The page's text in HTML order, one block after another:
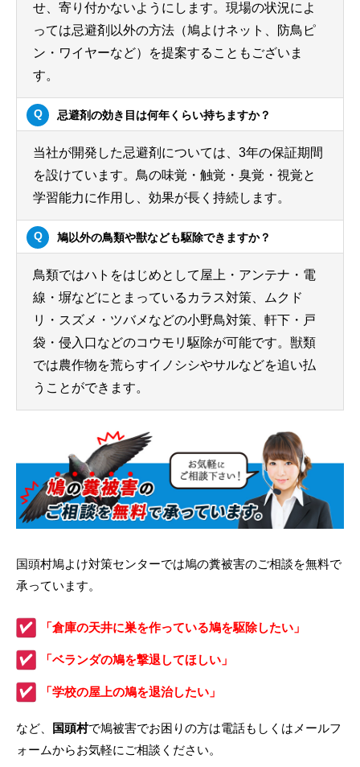
せ、寄り付かないようにします。現場の状況によ
っては忌避剤以外の方法（鳩よけネット、防鳥ピ
ン・ワイヤーなど）を提案することもございま
す。
忌避剤の効き目は何年くらい持ちますか？
当社が開発した忌避剤については、3年の保証期間
を設けています。鳥の味覚・触覚・臭覚・視覚と
学習能力に作用し、効果が長く持続します。
鳩以外の鳥類や獣なども駆除できますか？
鳥類ではハトをはじめとして屋上・アンテナ・電
線・塀などにとまっているカラス対策、ムクド
リ・スズメ・ツバメなどの小野鳥対策、軒下・戸
袋・侵入口などのコウモリ駆除が可能です。獣類
では農作物を荒らすイノシシやサルなどを追い払
うことができます。
国頭村鳩よけ対策センターでは鳩の糞被害のご相談を無料で
承っています。
「倉庫の天井に巣を作っている鳩を駆除したい」
「ベランダの鳩を撃退してほしい」
「学校の屋上の鳩を退治したい」
など、 国頭村で鳩被害でお困りの方は電話もしくはメールフ
ォームからお気軽にご相談ください。